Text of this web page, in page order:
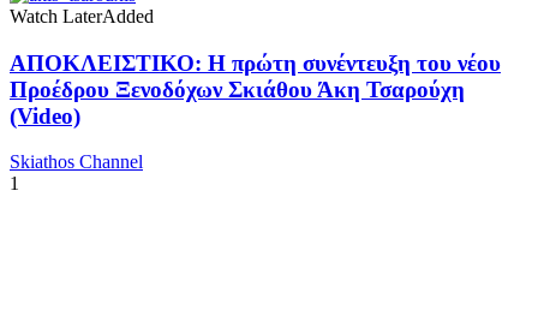
Watch LaterAdded
ΑΠΟΚΛΕΙΣΤΙΚΟ: Η πρώτη συνέντευξη του νέου
Προέδρου Ξενοδόχων Σκιάθου Άκη Τσαρούχη
(Video)
Skiathos Channel
1